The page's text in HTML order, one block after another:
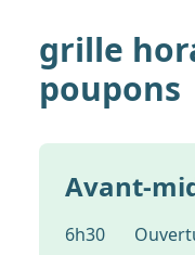
grille
poupons
Avant-
6h30